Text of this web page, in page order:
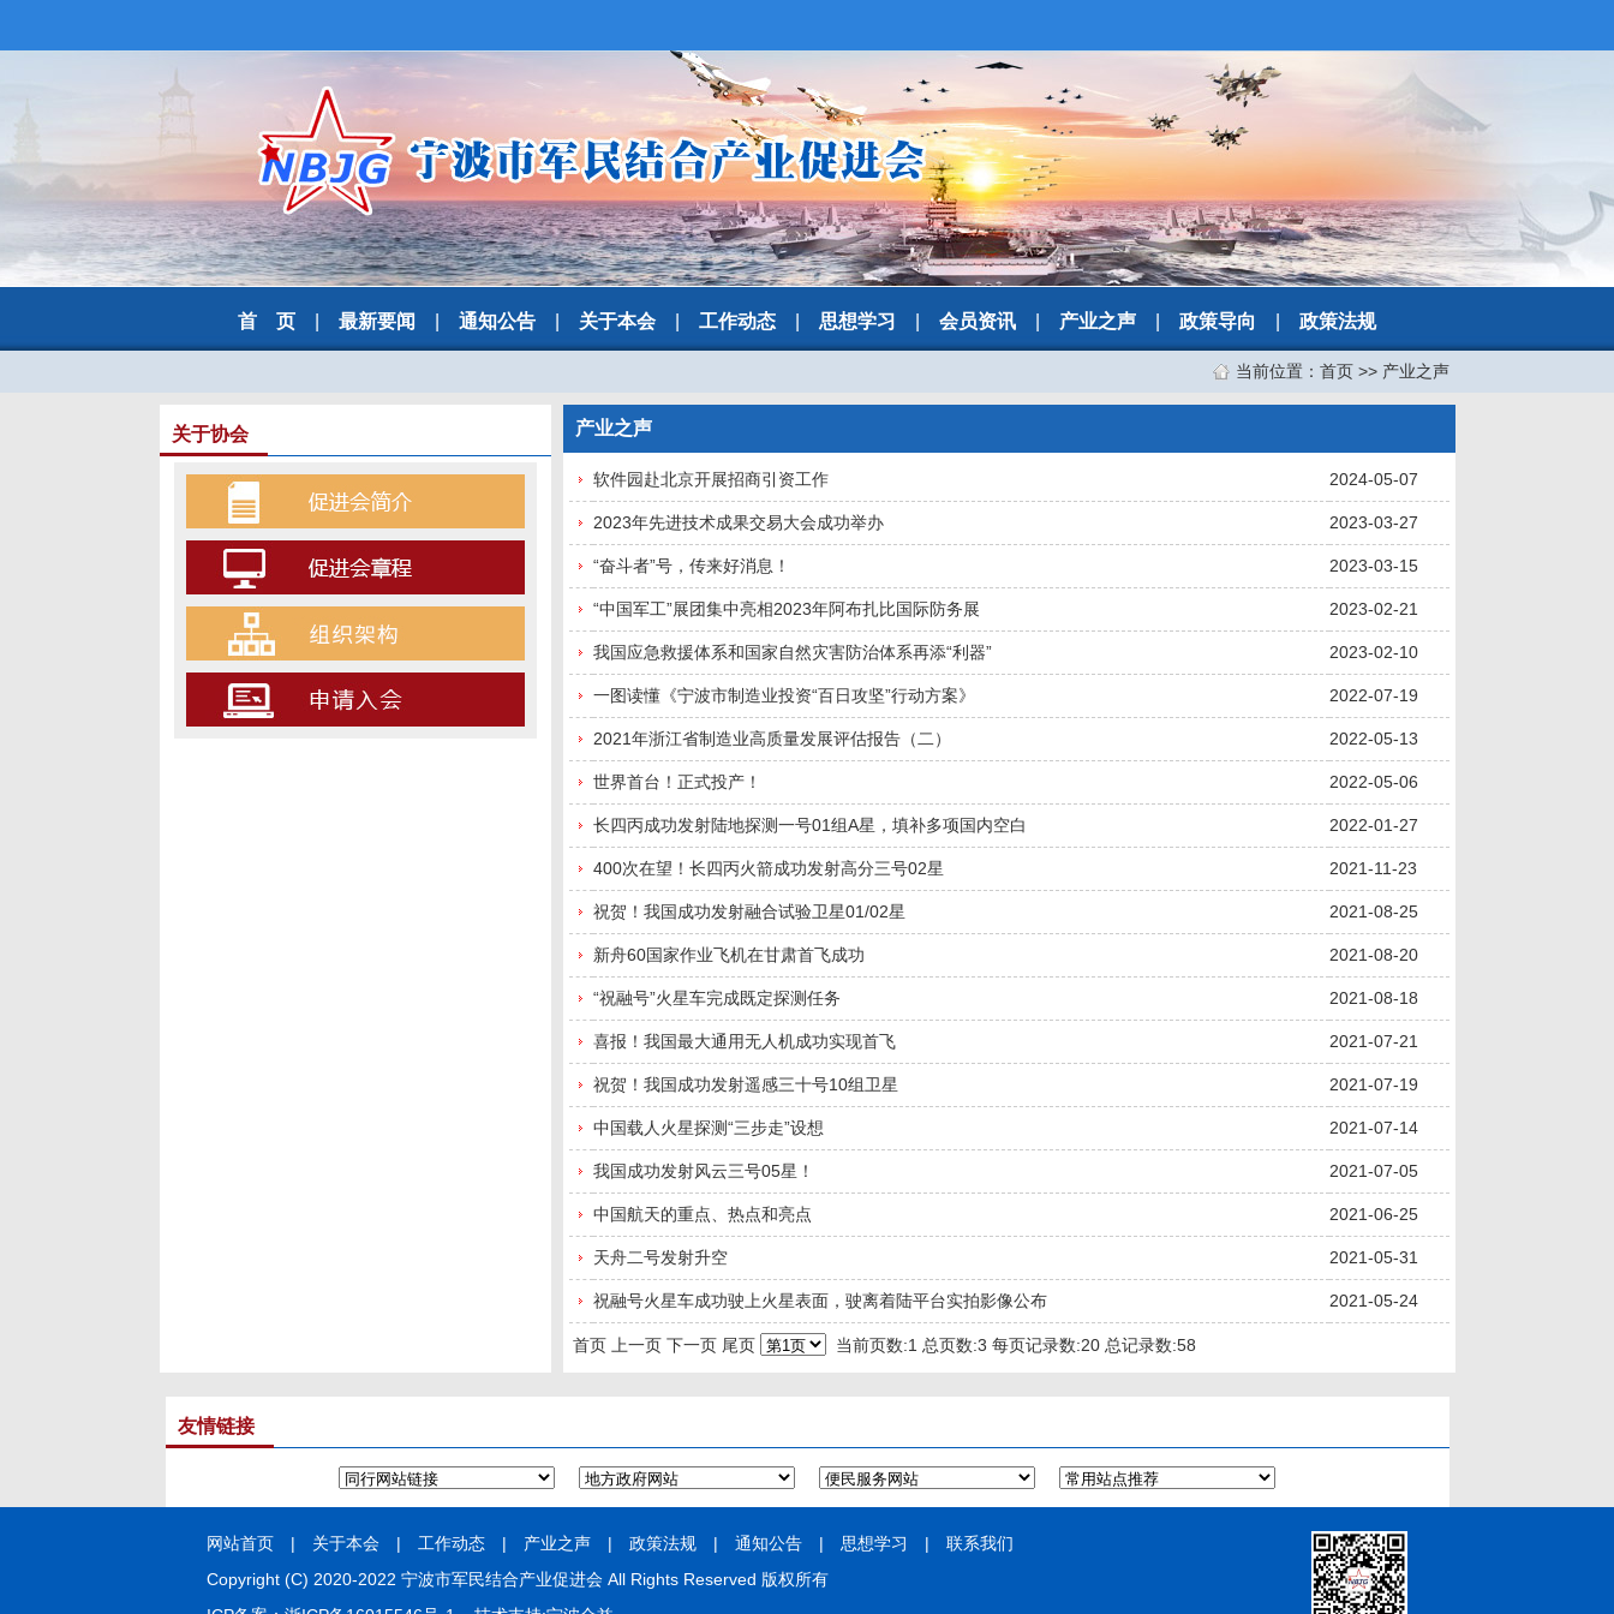
首 页 最新要闻 通知公告 关于本会 工作动态 思想学习 会员资讯 产业之声 政策导向 政策法规
当前位置： 首页>> 产业之声
关于协会 产业之声
软件园赴北京开展招商引资工作 2024-05-07
2023年先进技术成果交易大会成功举办 2023-03-27
“奋斗者”号，传来好消息！ 2023-03-15
“中国军工”展团集中亮相2023年阿布扎比国际防务展 2023-02-21
我国应急救援体系和国家自然灾害防治体系再添“利器” 2023-02-10
一图读懂《宁波市制造业投资“百日攻坚”行动方案》 2022-07-19
2021年浙江省制造业高质量发展评估报告（二） 2022-05-13
世界首台！正式投产！ 2022-05-06
长四丙成功发射陆地探测一号01组A星，填补多项国内空白 2022-01-27
400次在望！长四丙火箭成功发射高分三号02星 2021-11-23
祝贺！我国成功发射融合试验卫星01/02星 2021-08-25
新舟60国家作业飞机在甘肃首飞成功 2021-08-20
“祝融号”火星车完成既定探测任务​ 2021-08-18
喜报！我国最大通用无人机成功实现首飞 2021-07-21
祝贺！我国成功发射遥感三十号10组卫星 2021-07-19
中国载人火星探测“三步走”设想 2021-07-14
我国成功发射风云三号05星！ 2021-07-05
中国航天的重点、热点和亮点 2021-06-25
天舟二号发射升空 2021-05-31
祝融号火星车成功驶上火星表面，驶离着陆平台实拍影像公布 2021-05-24
首页 上一页 下一页 尾页 当前页数:1 总页数:3 每页记录数:20总记录数:58
友情链接
网站首页 | 关于本会 | 工作动态 | 产业之声 | 政策法规 | 通知公告 | 思想学习 | 联系我们
Copyright (C) 2020-2022 宁波市军民结合产业促进会 All Rights Reserved 版权所有